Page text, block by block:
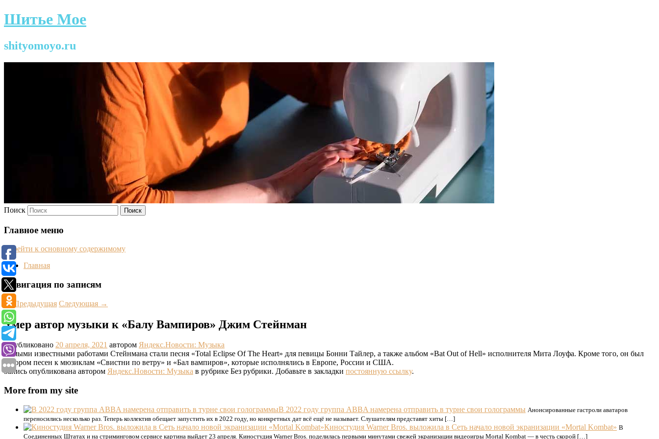
Шитье Мое
shityomoyo.ru
Поиск
Главное меню
Перейти к основному содержимому
Главная
Навигация по записям
←Предыдущая Следующая →
Умер автор музыки к «Балу Вампиров» Джим Стейнман
Опубликовано 20 апреля, 2021 автором Яндекс.Новости: Музыка
Самыми известными работами Стейнмана стали песня «Total Eclipse Of The Heart» для певицы Бонни Тайлер, а также альбом «Bat Out of Hell» исполнителя Мита Лоуфа. Кроме того, он был
автором песен к мюзиклам «Свистни по ветру» и «Бал вампиров», которые исполнялись в Европе, России и США.
Запись опубликована автором Яндекс.Новости: Музыка в рубрике Без рубрики. Добавьте в закладки постоянную ссылку.
More from my site
В 2022 году группа ABBA намерена отправить в турне свои голограммы Анонсированные гастроли аватаров
переносились несколько раз. Теперь коллектив обещает запустить их в 2022 году, но конкретных дат всё ещё не называет. Слушателям представят хиты […]
Киностудия Warner Bros. выложила в Сеть начало новой экранизации «Mortal Kombat» В
Соединенных Штатах и на стриминговом сервисе картина выйдет 23 апреля. Киностудия Warner Bros. поделилась первыми минутами свежей экранизации видеоигры Mortal Kombat — в честь скорой […]